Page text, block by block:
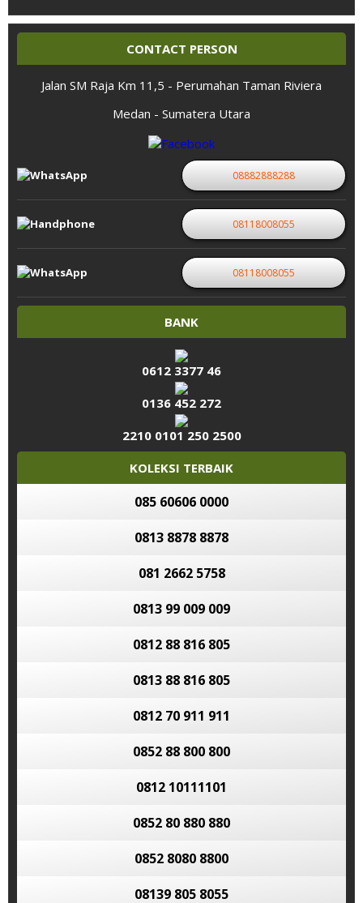
CONTACT PERSON
Jalan SM Raja Km 11,5 - Perumahan Taman Riviera
Medan - Sumatera Utara
08882888288
08118008055
08118008055
BANK
0612 3377 46
0136 452 272
2210 0101 250 2500
KOLEKSI TERBAIK
085 60606 0000
0813 8878 8878
081 2662 5758
0813 99 009 009
0812 88 816 805
0813 88 816 805
0812 70 911 911
0852 88 800 800
0812 10111101
0852 80 880 880
0852 8080 8800
08139 805 8055